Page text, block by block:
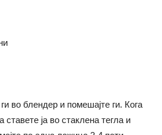
во блендер и помешајте ги. Кога
ставете ја во стаклена тегла и